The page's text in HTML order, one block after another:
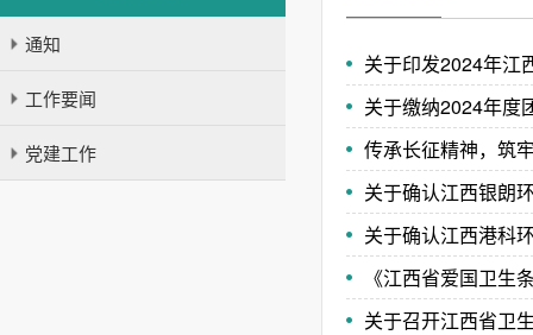
通知
工作要闻
党建工作
关于印发2024年江
关于缴纳2024年度
传承长征精神，筑
关于确认江西银朗
关于确认江西港科
《江西省爱国卫生
关于召开江西省卫